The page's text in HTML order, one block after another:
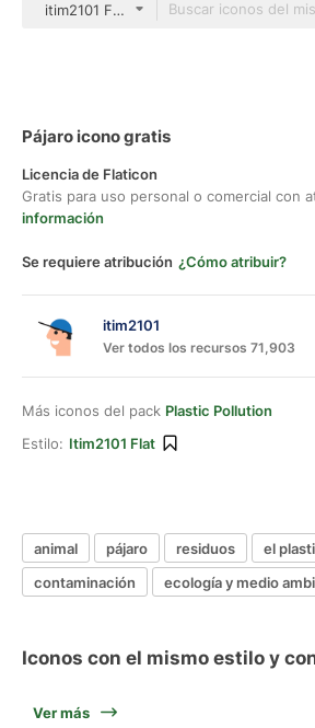
itim2101 Flat
Pájaro icono gratis
Licencia de Flaticon
Gratis para uso personal o comercial con
información
Se requiere atribución ¿Cómo atribuir?
itim2101
Ver todos los recursos 71,903
Más iconos del pack Plastic Pollution
Estilo: Itim2101 Flat
animal pájaro residuos el
contaminación
ecología y medio
Iconos con el mismo estilo y
Ver más